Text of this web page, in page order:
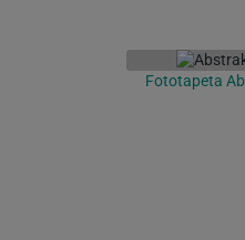
Fototapeta